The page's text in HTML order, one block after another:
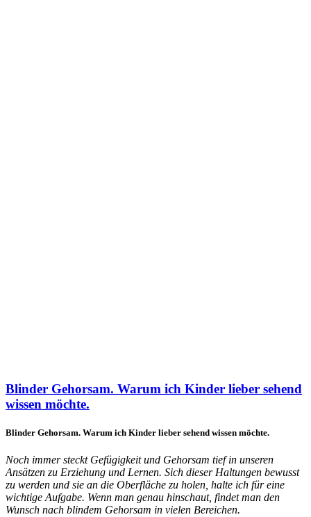
Blinder Gehorsam. Warum ich Kinder lieber sehend
wissen möchte.
Blinder Gehorsam. Warum ich Kinder lieber sehend wissen möchte.
Noch immer steckt Gefügigkeit und Gehorsam tief in unseren
Ansätzen zu Erziehung und Lernen. Sich dieser Haltungen bewusst
zu werden und sie an die Oberfläche zu holen, halte ich für eine
wichtige Aufgabe. Wenn man genau hinschaut, findet man den
Wunsch nach blindem Gehorsam in vielen Bereichen.